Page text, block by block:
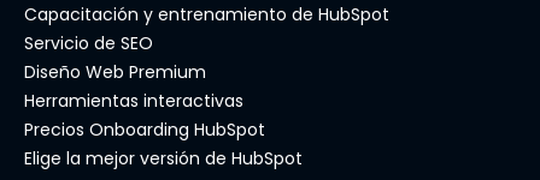
Capacitación y entrenamiento de HubSpot
Servicio de SEO
Diseño Web Premium
Herramientas interactivas
Precios Onboarding HubSpot
Elige la mejor versión de HubSpot